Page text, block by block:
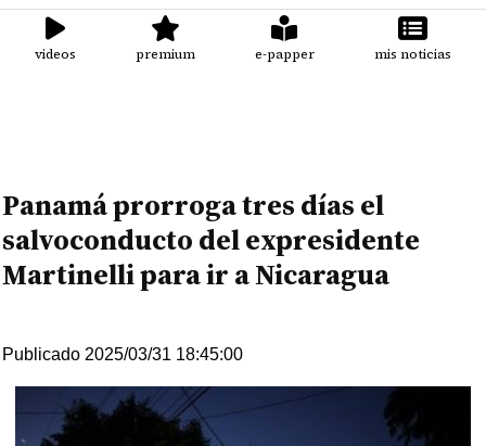
videos premium e-papper mis noticias
Panamá prorroga tres días el
salvoconducto del expresidente
Martinelli para ir a Nicaragua
Publicado 2025/03/31 18:45:00